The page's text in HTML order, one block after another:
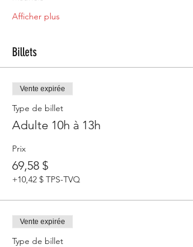
Afficher plus
Billets
Vente expirée
Type de billet
Adulte 10h à 13h
Prix
69,58 $
+10,42 $ TPS-TVQ
Vente expirée
Type de billet